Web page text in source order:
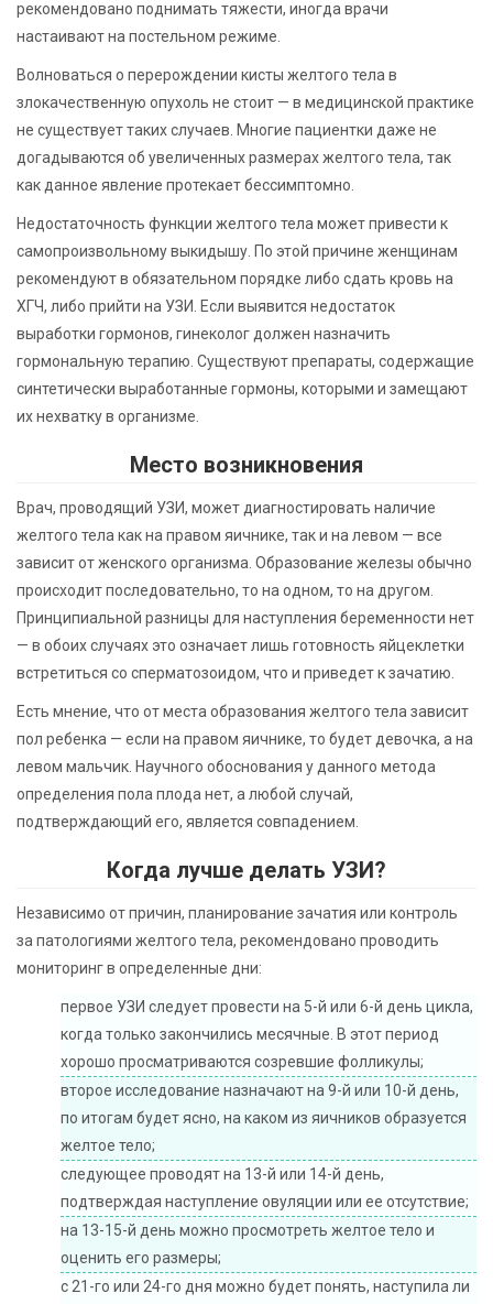
рекомендовано поднимать тяжести, иногда врачи
настаивают на постельном режиме.
Волноваться о перерождении кисты желтого тела в
злокачественную опухоль не стоит — в медицинской практике
не существует таких случаев. Многие пациентки даже не
догадываются об увеличенных размерах желтого тела, так
как данное явление протекает бессимптомно.
Недостаточность функции желтого тела может привести к
самопроизвольному выкидышу. По этой причине женщинам
рекомендуют в обязательном порядке либо сдать кровь на
ХГЧ, либо прийти на УЗИ. Если выявится недостаток
выработки гормонов, гинеколог должен назначить
гормональную терапию. Существуют препараты, содержащие
синтетически выработанные гормоны, которыми и замещают
их нехватку в организме.
Место возникновения
Врач, проводящий УЗИ, может диагностировать наличие
желтого тела как на правом яичнике, так и на левом — все
зависит от женского организма. Образование железы обычно
происходит последовательно, то на одном, то на другом.
Принципиальной разницы для наступления беременности нет
— в обоих случаях это означает лишь готовность яйцеклетки
встретиться со сперматозоидом, что и приведет к зачатию.
Есть мнение, что от места образования желтого тела зависит
пол ребенка — если на правом яичнике, то будет девочка, а на
левом мальчик. Научного обоснования у данного метода
определения пола плода нет, а любой случай,
подтверждающий его, является совпадением.
Когда лучше делать УЗИ?
Независимо от причин, планирование зачатия или контроль
за патологиями желтого тела, рекомендовано проводить
мониторинг в определенные дни:
первое УЗИ следует провести на 5-й или 6-й день цикла,
когда только закончились месячные. В этот период
хорошо просматриваются созревшие фолликулы;
второе исследование назначают на 9-й или 10-й день,
по итогам будет ясно, на каком из яичников образуется
желтое тело;
следующее проводят на 13-й или 14-й день,
подтверждая наступление овуляции или ее отсутствие;
на 13-15-й день можно просмотреть желтое тело и
оценить его размеры;
с 21-го или 24-го дня можно будет понять, наступила ли